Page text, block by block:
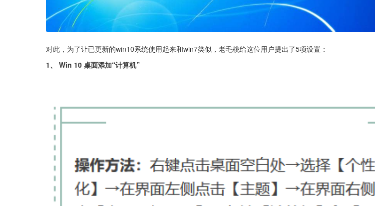
对此，为了让已更新的win10系统使用起来和win7类似，老毛桃给这位用户提出了5项设置：
1、 Win 10 桌面添加“计算机”